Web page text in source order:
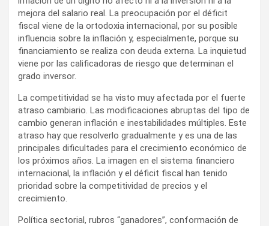
mejora del salario real. La preocupación por el déficit
fiscal viene de la ortodoxia internacional, por su posible
influencia sobre la inflación y, especialmente, porque su
financiamiento se realiza con deuda externa. La inquietud
viene por las calificadoras de riesgo que determinan el
grado inversor.
La competitividad se ha visto muy afectada por el fuerte
atraso cambiario. Las modificaciones abruptas del tipo de
cambio generan inflación e inestabilidades múltiples. Este
atraso hay que resolverlo gradualmente y es una de las
principales dificultades para el crecimiento económico de
los próximos años. La imagen en el sistema financiero
internacional, la inflación y el déficit fiscal han tenido
prioridad sobre la competitividad de precios y el
crecimiento.
Política sectorial, rubros “ganadores”, conformación de